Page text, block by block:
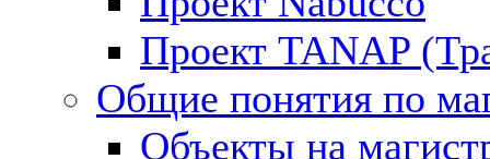
Проект TANAP
Общие понятия по
Объекты на